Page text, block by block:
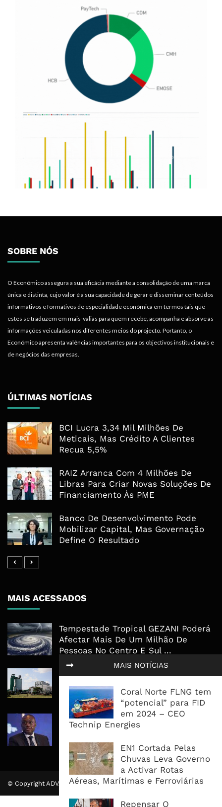
MAIS NOTÍCIAS
Coral Norte FLNG tem
“potencial” para FID
em 2024 – CEO
Technip Energies
EN1 Cortada Pelas
Chuvas Leva Governo
a Activar Rotas
Aéreas, Marítimas e Ferroviárias
Repensar O
SOBRE NÓS
O Económico assegura a sua eficácia mediante a consolidação de uma marca
única e distinta, cujo valor é a sua capacidade de gerar e disseminar conteúdos
informativos e formativos de especialidade económica em termos tais que
estes se traduzem em mais-valias para quem recebe, acompanha e absorve as
informações veiculadas nos diferentes meios do projecto. Portanto, o
Económico apresenta valências importantes para os objectivos institucionais e
de negócios das empresas.
ÚLTIMAS NOTÍCIAS
BCI Lucra 3,34 Mil Milhões De
Meticais, Mas Crédito A Clientes
Recua 5,5%
RAIZ Arranca Com 4 Milhões De
Libras Para Criar Novas Soluções De
Financiamento Às PME
Banco De Desenvolvimento Pode
Mobilizar Capital, Mas Governação
Define O Resultado
MAIS ACESSADOS
Tempestade Tropical GEZANI Poderá
Afectar Mais De Um Milhão De
Pessoas No Centro E Sul ...
para a Mozal após suspensão das
operações
CEO do Standard Bank pede ao
Governo que “saia do caminho” e
facilite os negócios
© Copyright ADVALUE. Todos Direitos Reservados.